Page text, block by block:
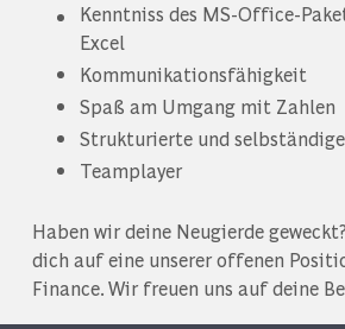
Kenntniss des MS-Office-
Excel
Kommunikationsfähigkeit
Spaß am Umgang mit Zahlen
Strukturierte und
Teamplayer
Haben wir deine Neugierde
dich auf eine unserer offenen
Finance. Wir freuen uns auf deine